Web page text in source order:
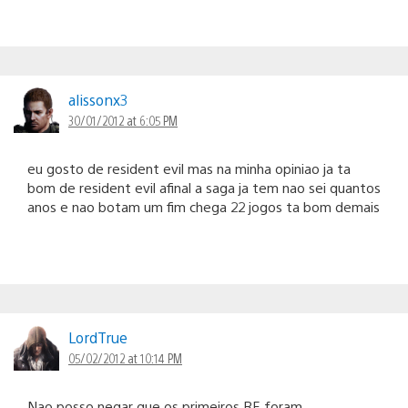
alissonx3
30/01/2012 at 6:05 PM
eu gosto de resident evil mas na minha opiniao ja ta
bom de resident evil afinal a saga ja tem nao sei quantos
anos e nao botam um fim chega 22 jogos ta bom demais
LordTrue
05/02/2012 at 10:14 PM